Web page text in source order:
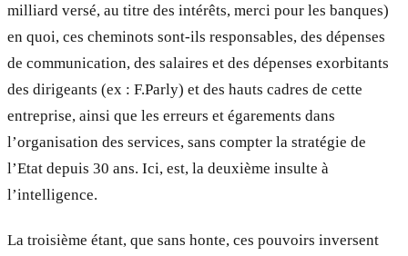
milliard versé, au titre des intérêts, merci pour les banques)
en quoi, ces cheminots sont-ils responsables, des dépenses
de communication, des salaires et des dépenses exorbitants
des dirigeants (ex : F.Parly) et des hauts cadres de cette
entreprise, ainsi que les erreurs et égarements dans
l’organisation des services, sans compter la stratégie de
l’Etat depuis 30 ans. Ici, est, la deuxième insulte à
l’intelligence.
La troisième étant, que sans honte, ces pouvoirs inversent